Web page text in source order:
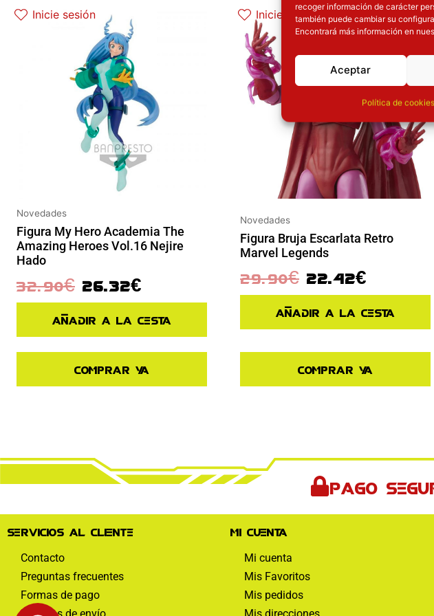
recoger información de carácter
también puede cambiar su
Encontrará más información en
Aceptar
Política de cookies
Inicie sesión
Novedades
Figura My Hero Academia The
Amazing Heroes Vol.16 Nejire
Hado
32.90€ 26.32€
Añadir a la cesta
Comprar ya
Inicie sesión
Novedades
Figura Bruja Escarlata Retro
Marvel Legends
29.90€ 22.42€
Añadir a la cesta
Comprar ya
Pago
Servicios al cliente
Contacto
Preguntas frecuentes
Formas de pago
Mi cuenta
Mi cuenta
Mis Favoritos
Mis pedidos